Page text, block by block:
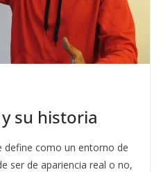
su historia
define como un entorno de
ser de apariencia real o no,